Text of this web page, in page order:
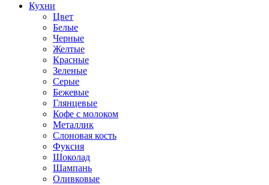
Кухни
Цвет
Белые
Черные
Желтые
Красные
Зеленые
Серые
Бежевые
Глянцевые
Кофе с молоком
Металлик
Слоновая кость
Фуксия
Шоколад
Шампань
Оливковые